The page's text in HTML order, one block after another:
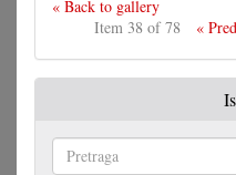
« Back to gallery
Item 38 of 78
«